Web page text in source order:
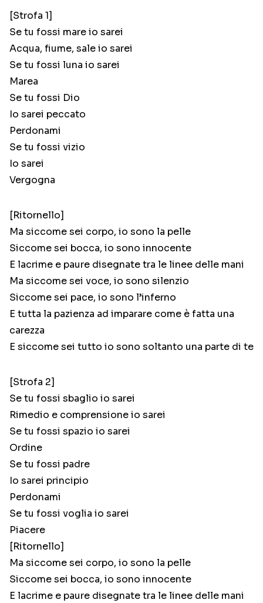
[Strofa 1]
Se tu fossi mare io sarei
Acqua, fiume, sale io sarei
Se tu fossi luna io sarei
Marea
Se tu fossi Dio
Io sarei peccato
Perdonami
Se tu fossi vizio
Io sarei
Vergogna
[Ritornello]
Ma siccome sei corpo, io sono la pelle
Siccome sei bocca, io sono innocente
E lacrime e paure disegnate tra le linee delle mani
Ma siccome sei voce, io sono silenzio
Siccome sei pace, io sono l’inferno
E tutta la pazienza ad imparare come è fatta una
carezza
E siccome sei tutto io sono soltanto una parte di te
[Strofa 2]
Se tu fossi sbaglio io sarei
Rimedio e comprensione io sarei
Se tu fossi spazio io sarei
Ordine
Se tu fossi padre
Io sarei principio
Perdonami
Se tu fossi voglia io sarei
Piacere
[Ritornello]
Ma siccome sei corpo, io sono la pelle
Siccome sei bocca, io sono innocente
E lacrime e paure disegnate tra le linee delle mani